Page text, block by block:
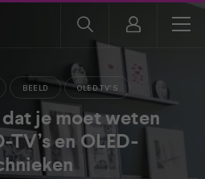
BEELD OLED TV'S
dat je moet weten
TV’s en OLED-